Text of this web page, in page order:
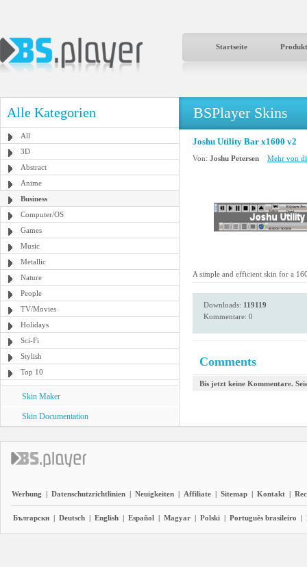
Startseite
Alle Kategorien
All
3D
Abstract
Anime
Business
Computer/OS
Games
Music
Metallic
Nature
People
TV/Movies
Holidays
Sci-Fi
Stylish
Top 10
Skin Maker
Skin Documentation
BSPlayer Skins
Joshu Utility Bar x1600 v2
Von: Joshu Petersen Mehr von
A simple and efficient skin for a
Downloads: 119119
Kommentare: 0
Comments
Bis jetzt keine Kommentare.
Werbung | Datenschutzrichtlinien | Neuigkeiten | Affiliate | Sitemap | Kontakt |
Български | Deutsch | English | Español | Magyar | Polski | Português brasileiro |